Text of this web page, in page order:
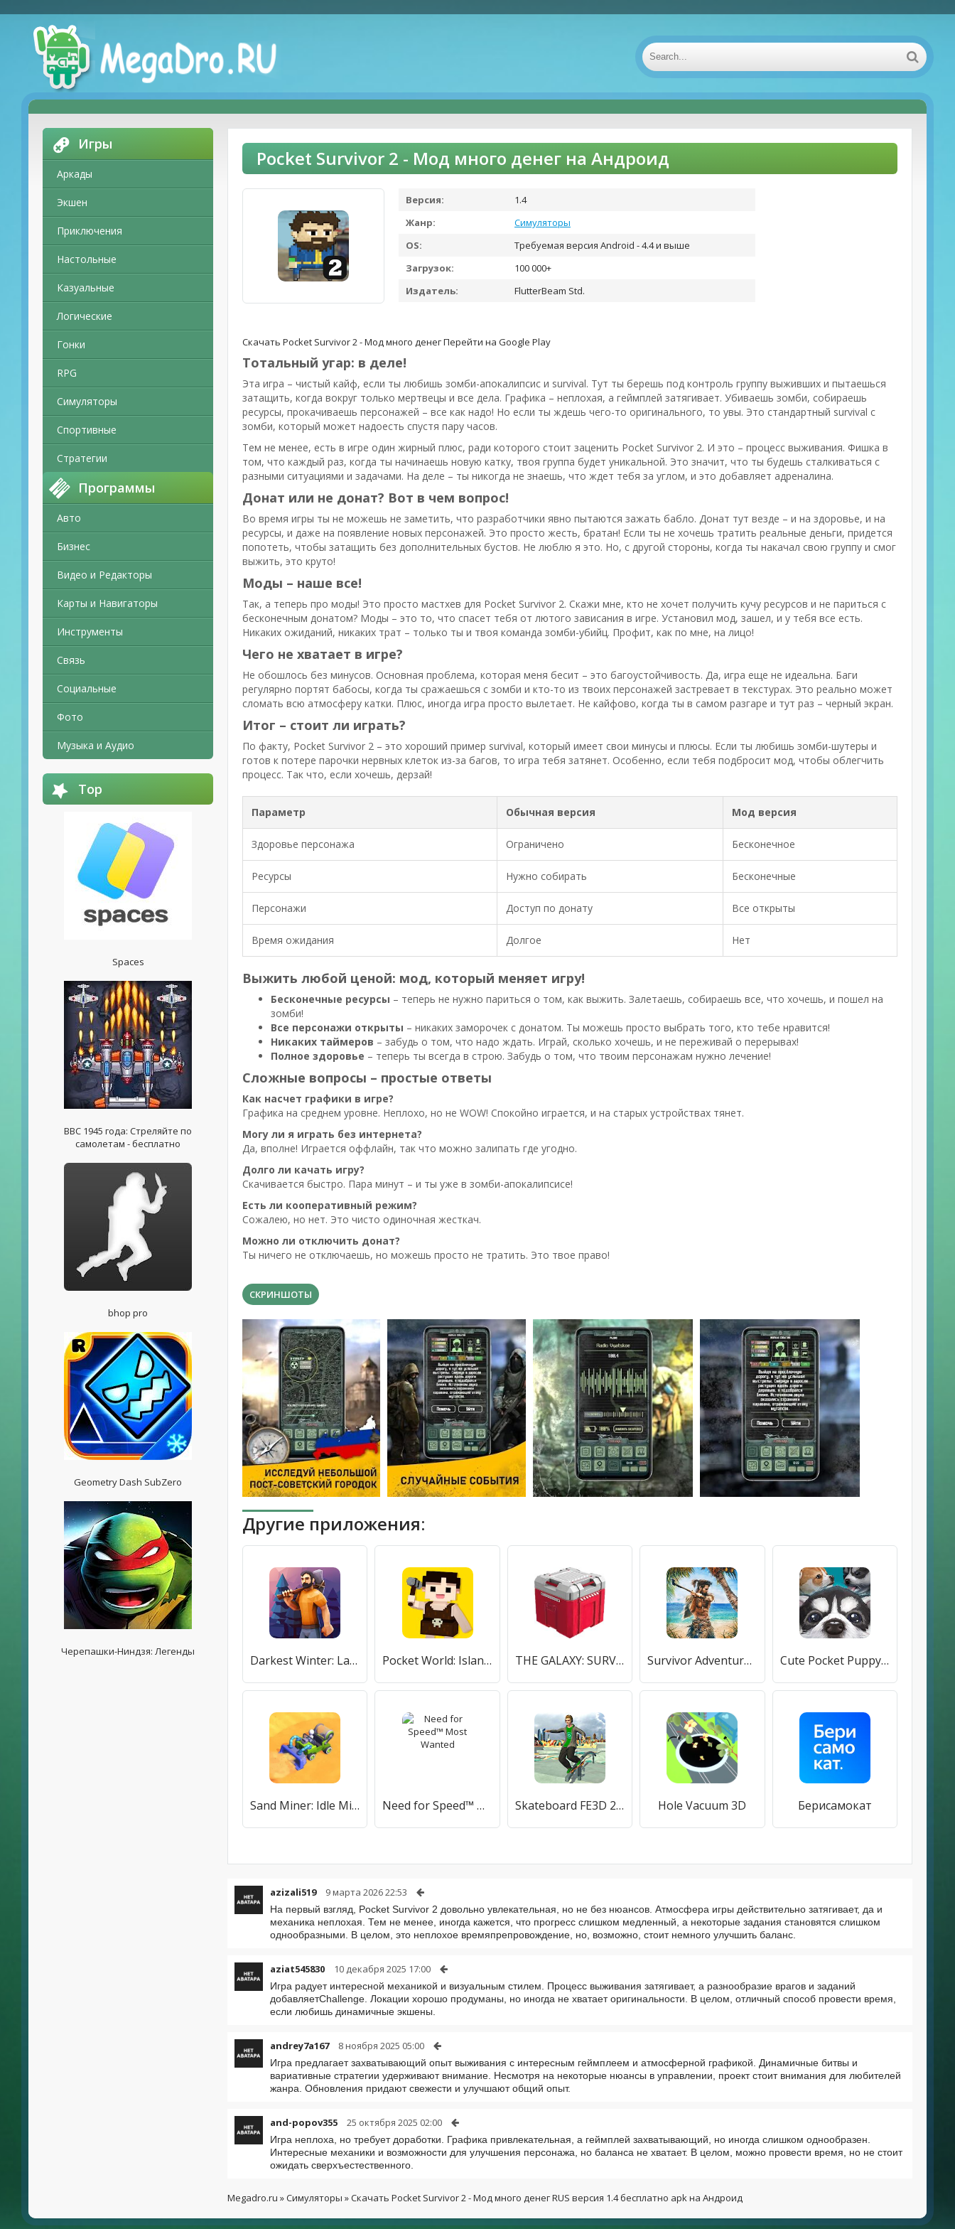
Игры
Аркады
Экшен
Приключения
Настольные
Казуальные
Логические
Гонки
RPG
Симуляторы
Спортивные
Стратегии
Программы
Авто
Бизнес
Видео и Редакторы
Карты и Навигаторы
Инструменты
Связь
Социальные
Фото
Музыка и Аудио
Top
Spaces
ВВС 1945 года: Стреляйте по
самолетам - бесплатно
bhop pro
Geometry Dash SubZero
Черепашки-Ниндзя: Легенды
Pocket Survivor 2 - Мод много денег на Андроид
Версия:
1.4
Жанр:
Симуляторы
OS:
Требуемая версия Android - 4.4 и выше
Загрузок:
100 000+
Издатель:
FlutterBeam Std.
Скачать Pocket Survivor 2 - Мод много денегПерейти на Google Play
Тотальный угар: в деле!
Эта игра – чистый кайф, если ты любишь зомби-апокалипсис и survival. Тут ты берешь под контроль группу выживших и пытаешься
затащить, когда вокруг только мертвецы и все дела. Графика – неплохая, а геймплей затягивает. Убиваешь зомби, собираешь
ресурсы, прокачиваешь персонажей – все как надо! Но если ты ждешь чего-то оригинального, то увы. Это стандартный survival с
зомби, который может надоесть спустя пару часов.
Тем не менее, есть в игре один жирный плюс, ради которого стоит заценить Pocket Survivor 2. И это – процесс выживания. Фишка в
том, что каждый раз, когда ты начинаешь новую катку, твоя группа будет уникальной. Это значит, что ты будешь сталкиваться с
разными ситуациями и задачами. На деле – ты никогда не знаешь, что ждет тебя за углом, и это добавляет адреналина.
Донат или не донат? Вот в чем вопрос!
Во время игры ты не можешь не заметить, что разработчики явно пытаются зажать бабло. Донат тут везде – и на здоровье, и на
ресурсы, и даже на появление новых персонажей. Это просто жесть, братан! Если ты не хочешь тратить реальные деньги, придется
попотеть, чтобы затащить без дополнительных бустов. Не люблю я это. Но, с другой стороны, когда ты накачал свою группу и смог
выжить, это круто!
Моды – наше все!
Так, а теперь про моды! Это просто мастхев для Pocket Survivor 2. Скажи мне, кто не хочет получить кучу ресурсов и не париться с
бесконечным донатом? Моды – это то, что спасет тебя от лютого зависания в игре. Установил мод, зашел, и у тебя все есть.
Никаких ожиданий, никаких трат – только ты и твоя команда зомби-убийц. Профит, как по мне, на лицо!
Чего не хватает в игре?
Не обошлось без минусов. Основная проблема, которая меня бесит – это багоустойчивость. Да, игра еще не идеальна. Баги
регулярно портят бабосы, когда ты сражаешься с зомби и кто-то из твоих персонажей застревает в текстурах. Это реально может
сломать всю атмосферу катки. Плюс, иногда игра просто вылетает. Не кайфово, когда ты в самом разгаре и тут раз – черный экран.
Итог – стоит ли играть?
По факту, Pocket Survivor 2 – это хороший пример survival, который имеет свои минусы и плюсы. Если ты любишь зомби-шутеры и
готов к потере парочки нервных клеток из-за багов, то игра тебя затянет. Особенно, если тебя подбросит мод, чтобы облегчить
процесс. Так что, если хочешь, дерзай!
Параметр Обычная версия Мод версия
Здоровье персонажа Ограничено Бесконечное
Ресурсы Нужно собирать Бесконечные
Персонажи Доступ по донату Все открыты
Время ожидания Долгое Нет
Выжить любой ценой: мод, который меняет игру!
Бесконечные ресурсы – теперь не нужно париться о том, как выжить. Залетаешь, собираешь все, что хочешь, и пошел на
зомби!
Все персонажи открыты – никаких заморочек с донатом. Ты можешь просто выбрать того, кто тебе нравится!
Никаких таймеров – забудь о том, что надо ждать. Играй, сколько хочешь, и не переживай о перерывах!
Полное здоровье – теперь ты всегда в строю. Забудь о том, что твоим персонажам нужно лечение!
Сложные вопросы – простые ответы
Как насчет графики в игре?
Графика на среднем уровне. Неплохо, но не WOW! Спокойно играется, и на старых устройствах тянет.
Могу ли я играть без интернета?
Да, вполне! Играется оффлайн, так что можно залипать где угодно.
Долго ли качать игру?
Скачивается быстро. Пара минут – и ты уже в зомби-апокалипсисе!
Есть ли кооперативный режим?
Сожалею, но нет. Это чисто одиночная жесткач.
Можно ли отключить донат?
Ты ничего не отключаешь, но можешь просто не тратить. Это твое право!
СКРИНШОТЫ
Другие приложения:
Darkest Winter: Last survivor Pocket World: Island of Adventure THE GALAXY: SURVIVOR Survivor Adventure: Выживание на острове Cute Pocket Puppy 3D - Part 2
Sand Miner: Idle Mining Game Need for Speed™ Most Wanted Skateboard FE3D 2 - Freestyle Extreme 3D Hole Vacuum 3D Берисамокат
azizali519 9 марта 2026 22:53
На первый взгляд, Pocket Survivor 2 довольно увлекательная, но не без нюансов. Атмосфера игры действительно затягивает, да и
механика неплохая. Тем не менее, иногда кажется, что прогресс слишком медленный, а некоторые задания становятся слишком
однообразными. В целом, это неплохое времяпрепровождение, но, возможно, стоит немного улучшить баланс.
aziat545830 10 декабря 2025 17:00
Игра радует интересной механикой и визуальным стилем. Процесс выживания затягивает, а разнообразие врагов и заданий
добавляетChallenge. Локации хорошо продуманы, но иногда не хватает оригинальности. В целом, отличный способ провести время,
если любишь динамичные экшены.
andrey7a167 8 ноября 2025 05:00
Игра предлагает захватывающий опыт выживания с интересным геймплеем и атмосферной графикой. Динамичные битвы и
вариативные стратегии удерживают внимание. Несмотря на некоторые нюансы в управлении, проект стоит внимания для любителей
жанра. Обновления придают свежести и улучшают общий опыт.
and-popov355 25 октября 2025 02:00
Игра неплоха, но требует доработки. Графика привлекательная, а геймплей захватывающий, но иногда слишком однообразен.
Интересные механики и возможности для улучшения персонажа, но баланса не хватает. В целом, можно провести время, но не стоит
ожидать сверхъестественного.
Megadro.ru »Симуляторы » Скачать Pocket Survivor 2 - Мод много денег RUS версия 1.4 бесплатно apk на Андроид